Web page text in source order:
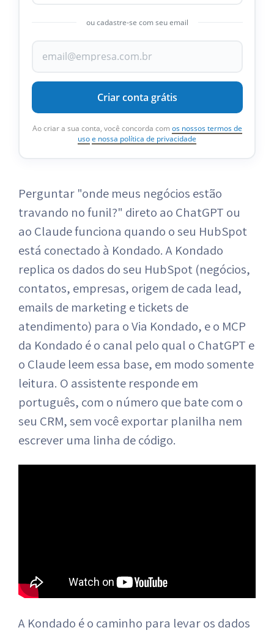
ou cadastre-se com seu email
Criar conta grátis
Ao criar a sua conta, você concorda com os nossos termos de
uso e nossa política de privacidade
Perguntar "onde meus negócios estão
travando no funil?" direto ao ChatGPT ou
ao Claude funciona quando o seu HubSpot
está conectado à Kondado. A Kondado
replica os dados do seu HubSpot (negócios,
contatos, empresas, origem de cada lead,
emails de marketing e tickets de
atendimento) para o Via Kondado, e o MCP
da Kondado é o canal pelo qual o ChatGPT e
o Claude leem essa base, em modo somente
leitura. O assistente responde em
português, com o número que bate com o
seu CRM, sem você exportar planilha nem
escrever uma linha de código.
A Kondado é o caminho para levar os dados